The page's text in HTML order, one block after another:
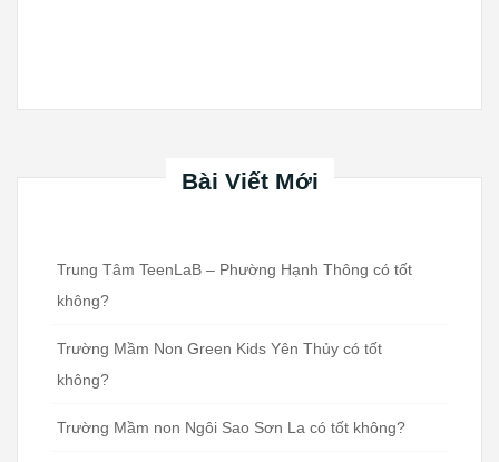
Bài Viết Mới
Trung Tâm TeenLaB – Phường Hạnh Thông có tốt
không?
Trường Mầm Non Green Kids Yên Thủy có tốt
không?
Trường Mầm non Ngôi Sao Sơn La có tốt không?